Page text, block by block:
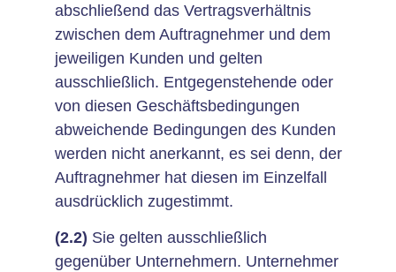
abschließend das Vertragsverhältnis
zwischen dem Auftragnehmer und dem
jeweiligen Kunden und gelten
ausschließlich. Entgegenstehende oder
von diesen Geschäftsbedingungen
abweichende Bedingungen des Kunden
werden nicht anerkannt, es sei denn, der
Auftragnehmer hat diesen im Einzelfall
ausdrücklich zugestimmt.
(2.2) Sie gelten ausschließlich
gegenüber Unternehmern. Unternehmer